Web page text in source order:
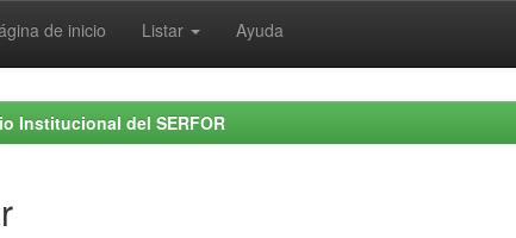
de inicio Listar Ayuda
Institucional del SERFOR